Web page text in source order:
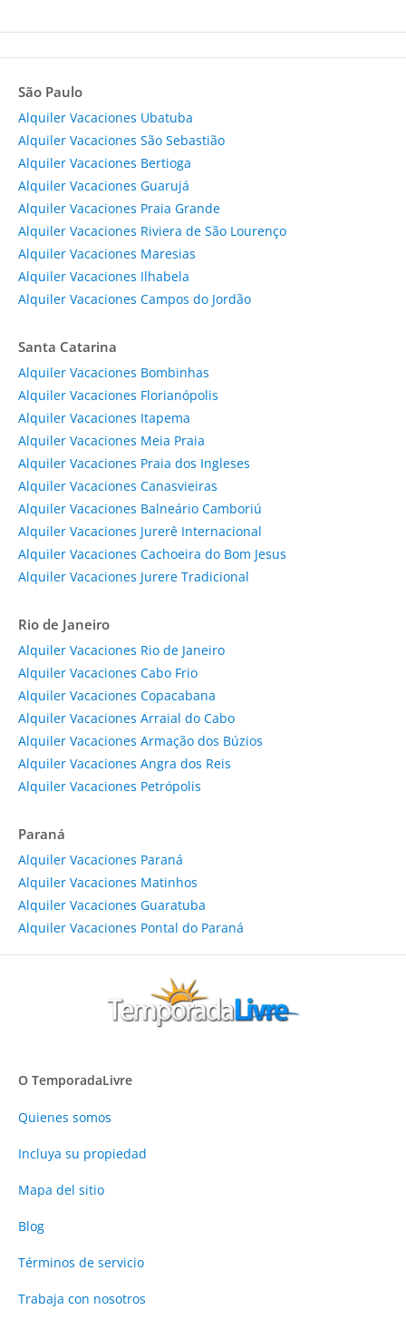
São Paulo
Alquiler Vacaciones Ubatuba
Alquiler Vacaciones São Sebastião
Alquiler Vacaciones Bertioga
Alquiler Vacaciones Guarujá
Alquiler Vacaciones Praia Grande
Alquiler Vacaciones Riviera de São Lourenço
Alquiler Vacaciones Maresias
Alquiler Vacaciones Ilhabela
Alquiler Vacaciones Campos do Jordão
Santa Catarina
Alquiler Vacaciones Bombinhas
Alquiler Vacaciones Florianópolis
Alquiler Vacaciones Itapema
Alquiler Vacaciones Meia Praia
Alquiler Vacaciones Praia dos Ingleses
Alquiler Vacaciones Canasvieiras
Alquiler Vacaciones Balneário Camboriú
Alquiler Vacaciones Jurerê Internacional
Alquiler Vacaciones Cachoeira do Bom Jesus
Alquiler Vacaciones Jurere Tradicional
Rio de Janeiro
Alquiler Vacaciones Rio de Janeiro
Alquiler Vacaciones Cabo Frio
Alquiler Vacaciones Copacabana
Alquiler Vacaciones Arraial do Cabo
Alquiler Vacaciones Armação dos Búzios
Alquiler Vacaciones Angra dos Reis
Alquiler Vacaciones Petrópolis
Paraná
Alquiler Vacaciones Paraná
Alquiler Vacaciones Matinhos
Alquiler Vacaciones Guaratuba
Alquiler Vacaciones Pontal do Paraná
O TemporadaLivre
Quienes somos
Incluya su propiedad
Mapa del sitio
Blog
Términos de servicio
Trabaja con nosotros